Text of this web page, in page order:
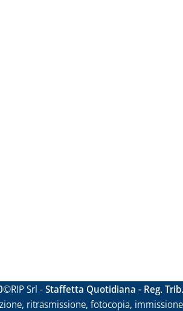
©RIP Srl -Staffetta Quotidiana - Reg.
ritrasmissione, fotocopia,